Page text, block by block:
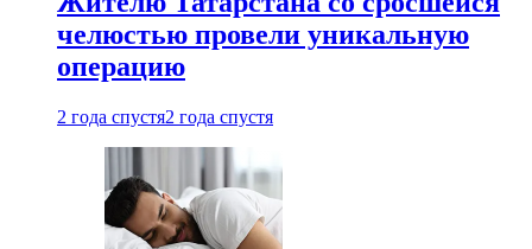
челюстью провели уникальную
операцию
2 года спустя2 года спустя